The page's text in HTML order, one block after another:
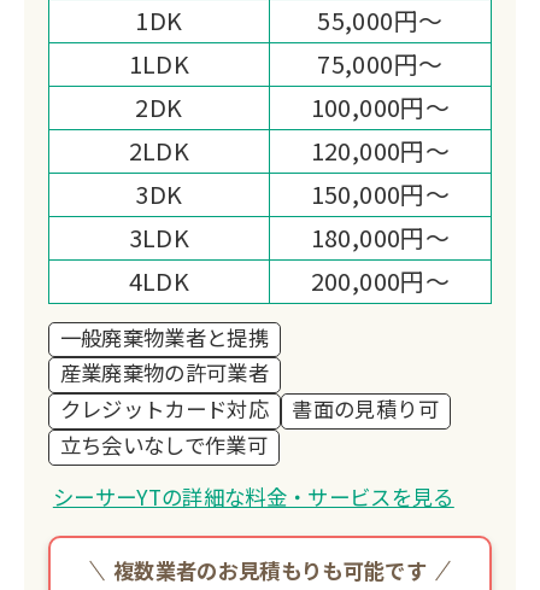
1DK
55,000円～
1LDK
75,000円～
2DK
100,000円～
2LDK
120,000円～
3DK
150,000円～
3LDK
180,000円～
4LDK
200,000円～
一般廃棄物業者と提携
産業廃棄物の許可業者
クレジットカード対応
書面の見積り可
立ち会いなしで作業可
シーサーYTの詳細な料金・サービスを見る
複数業者のお見積もりも可能です